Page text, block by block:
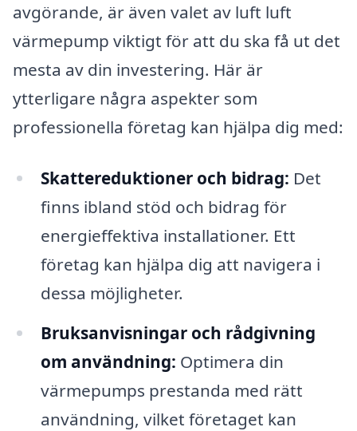
avgörande, är även valet av luft luft
värmepump viktigt för att du ska få ut det
mesta av din investering. Här är
ytterligare några aspekter som
professionella företag kan hjälpa dig med:
Skattereduktioner och bidrag: Det
finns ibland stöd och bidrag för
energieffektiva installationer. Ett
företag kan hjälpa dig att navigera i
dessa möjligheter.
Bruksanvisningar och rådgivning
om användning: Optimera din
värmepumps prestanda med rätt
användning, vilket företaget kan